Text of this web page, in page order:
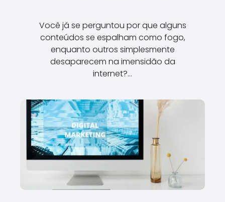
Você já se perguntou por que alguns
conteúdos se espalham como fogo,
enquanto outros simplesmente
desaparecem na imensidão da
internet?…